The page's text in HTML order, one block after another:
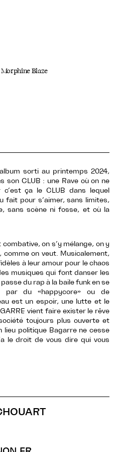
sorti au printemps 2024,
son CLUB : une Rave où on ne
c’est ça le CLUB dans lequel
fait pour s’aimer, sans limites,
sans scène ni fosse, et où la
on s’y mélange, on y
comme on veut. Musicalement,
à leur amour pour le chaos
musiques qui font danser les
du rap à la baile funk en se
par du «happycore» ou de
est un espoir, une lutte et le
vient faire exister le rêve
toujours plus ouverte et
politique Bagarre ne cesse
le droit de vous dire qui vous
Blaze